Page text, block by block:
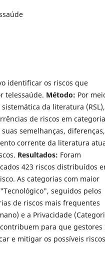
identificar os riscos que
telessaúde. Método: Por
da literatura (RSL),
de riscos em
semelhanças, diferenças,
corrente da literatura
Resultados: Foram
423 riscos distribuídos
As categorias com maior
seguidos pelos
de riscos mais frequentes
e a Privacidade
para que gestores
e mitigar os possíveis